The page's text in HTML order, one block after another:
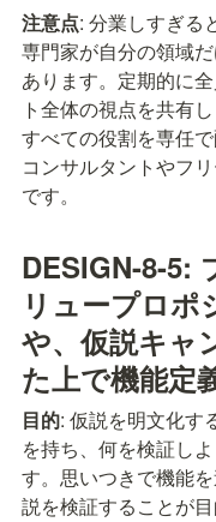
注意点: 分業しすぎる
専門家が自分の領域
あります。定期的に
ト全体の視点を共有
すべての役割を専任
コンサルタントやフ
です。
DESIGN-8-5:
リュープロポ
や、仮説キャ
た上で機能定
目的: 仮説を明文化す
を持ち、何を検証し
す。思いつきで機能
説を検証することが目